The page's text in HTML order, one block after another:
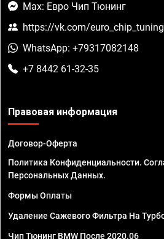
Max: Евро Чип Тюнинг
https://vk.com/euro_chip_tuning
WhatsApp: +79317082148
+7 8442 61-32-35
Правовая информация
Договор-Оферта
Политика Конфиденциальности.
Персональных Данных.
Формы Оплаты
Удаление Сажевого Фильтра На
Чип Тюнинг BMW После 2020.06